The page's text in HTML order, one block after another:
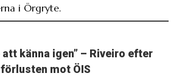
i Örgryte.
känna igen” – Riveiro efter
förlusten mot ÖIS